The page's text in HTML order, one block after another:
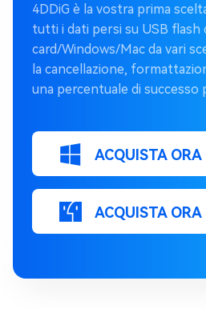
4DDiG è la vostra prima
tutti i dati persi su USB flash
card/Windows/Mac da vari
la cancellazione,
una percentuale di successo
ACQUISTA ORA
ACQUISTA ORA